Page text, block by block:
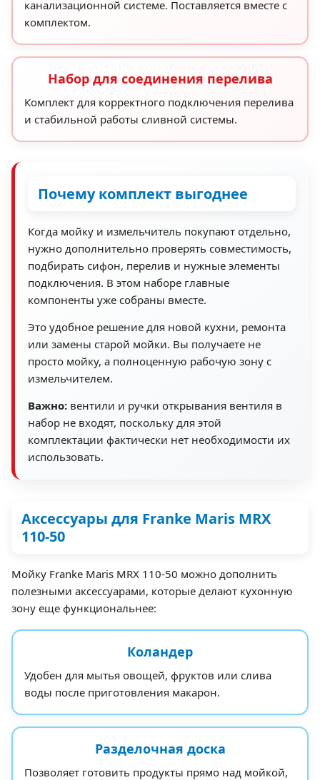
канализационной системе. Поставляется вместе с
комплектом.
Набор для соединения перелива
Комплект для корректного подключения перелива
и стабильной работы сливной системы.
Почему комплект выгоднее
Когда мойку и измельчитель покупают отдельно,
нужно дополнительно проверять совместимость,
подбирать сифон, перелив и нужные элементы
подключения. В этом наборе главные
компоненты уже собраны вместе.
Это удобное решение для новой кухни, ремонта
или замены старой мойки. Вы получаете не
просто мойку, а полноценную рабочую зону с
измельчителем.
Важно: вентили и ручки открывания вентиля в
набор не входят, поскольку для этой
комплектации фактически нет необходимости их
использовать.
Аксессуары для Franke Maris MRX
110-50
Мойку Franke Maris MRX 110-50 можно дополнить
полезными аксессуарами, которые делают кухонную
зону еще функциональнее:
Коландер
Удобен для мытья овощей, фруктов или слива
воды после приготовления макарон.
Разделочная доска
Позволяет готовить продукты прямо над мойкой,